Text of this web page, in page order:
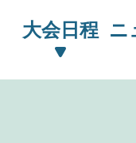
大会日程 ニ